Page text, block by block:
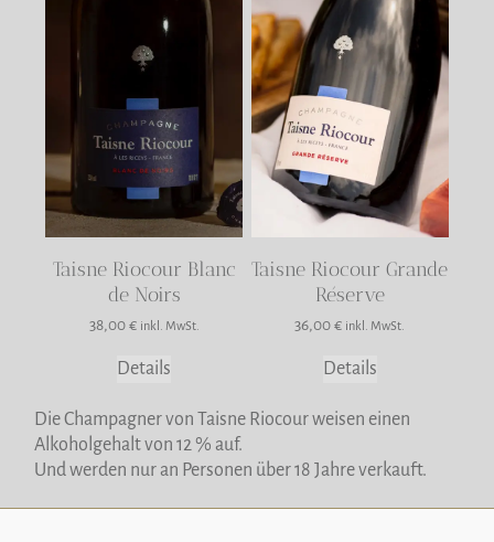
Taisne Riocour Blanc
de Noirs
38,00 € inkl. MwSt.
Details
Taisne Riocour Grande
Réserve
36,00€ inkl. MwSt.
Details
Die Champagner von Taisne Riocour weisen einen
Alkoholgehalt von 12 % auf.
Und werden nur an Personen über 18 Jahre verkauft.